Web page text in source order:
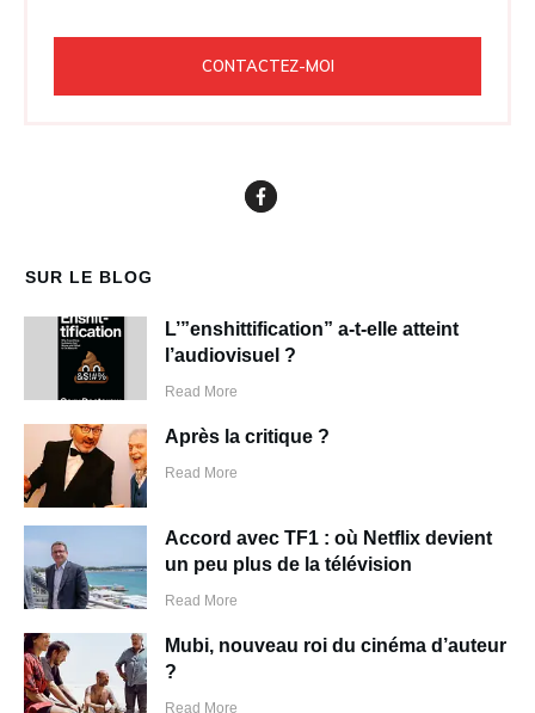
CONTACTEZ-MOI
SUR LE BLOG
L’”enshittification” a-t-elle atteint
l’audiovisuel ?
Read More
Après la critique ?
Read More
Accord avec TF1 : où Netflix devient
un peu plus de la télévision
Read More
Mubi, nouveau roi du cinéma d’auteur
?
Read More